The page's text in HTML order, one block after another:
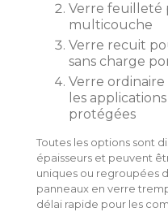
Verre feuilleté
multicouche
Verre recuit
sans charge
Verre
les
protégées
Toutes les options sont
épaisseurs et peuvent
uniques ou regroupées
panneaux en verre
délai rapide pour les